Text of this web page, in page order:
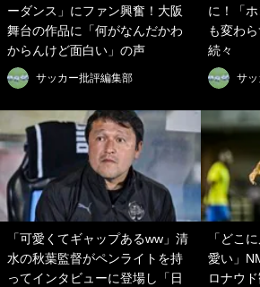
ーダンス」にファン興奮！大阪
舞台の作品に「何がなんだかわ
からんけど面白い」の声
サッカー批評編集部
に！「
も変わ
続々
サ
「可愛くてギャップあるww」清
水の秋葉監督がペンライトを持
ってインタビューに登場し「日
「どこ
愛い」
ロナウ